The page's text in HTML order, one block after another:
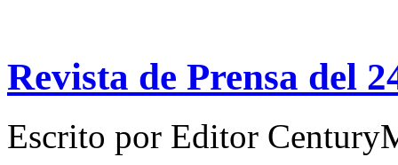
Revista de Prensa del
Escrito por Editor